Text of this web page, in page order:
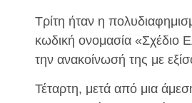
Τρίτη ήταν η
κωδική ονομασία «Σχέδιο
την ανακοίνωσή της με
Τέταρτη, μετά από μια